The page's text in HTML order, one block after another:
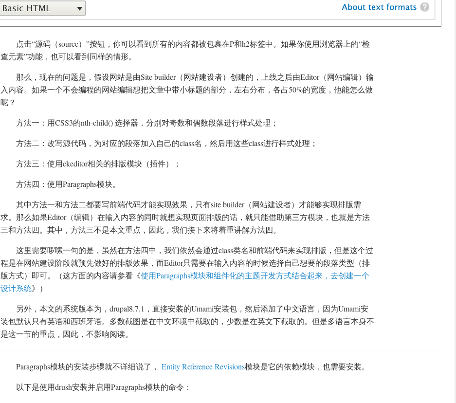
点击“源码（source）”按钮，你可以看到所有的内容都被包裹在P和h2标签中。如果你使用浏览器上的“检
查元素”功能，也可以看到同样的情形。
那么，现在的问题是，假设网站是由Site builder（网站建设者）创建的，上线之后由Editor（网站编辑）输
入内容。如果一个不会编程的网站编辑想把文章中带小标题的部分，左右分布，各占50%的宽度，他能怎么做
呢？
方法一：用CSS3的nth-child() 选择器，分别对奇数和偶数段落进行样式处理；
方法二：改写源代码，为对应的段落加入自己的class名，然后用这些class进行样式处理；
方法三：使用ckeditor相关的排版模块（插件）；
方法四：使用Paragraphs模块。
其中方法一和方法二都要写前端代码才能实现效果，只有site builder（网站建设者）才能够实现排版需
求。那么如果Editor（编辑）在输入内容的同时就想实现页面排版的话，就只能借助第三方模块，也就是方法
三和方法四。其中，方法三不是本文重点，因此，我们接下来将着重讲解方法四。
这里需要啰嗦一句的是，虽然在方法四中，我们依然会通过class类名和前端代码来实现排版，但是这个过
程是在网站建设阶段就预先做好的排版效果，而Editor只需要在输入内容的时候选择自己想要的段落类型（排
版方式）即可。（这方面的内容请参看《使用Paragraphs模块和组件化的主题开发方式结合起来，去创建一个
设计系统》）
另外，本文的系统版本为，drupal8.7.1，直接安装的Umami安装包，然后添加了中文语言，因为Umami安
装包默认只有英语和西班牙语。多数截图是在中文环境中截取的，少数是在英文下截取的。但是多语言本身不
是这一节的重点，因此，不影响阅读。
Paragraphs模块的安装步骤就不详细说了， Entity Reference Revisions模块是它的依赖模块，也需要安装。
以下是使用drush安装并启用Paragraphs模块的命令：